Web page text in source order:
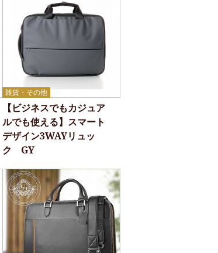
雑貨・その他
【ビジネスでもカジュア
ルでも使える】スマート
デザイン3WAYリュッ
ク GY